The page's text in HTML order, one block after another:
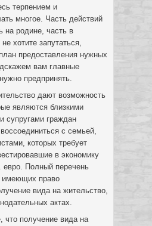
терпением и
многое. Часть действий
на родине, часть в
хотите запутаться,
предоставления нужных
вам главные
предпринять.
дают возможность
являются близкими
супругами граждан
с семьей,
которых требует
в экономику
Полный перечень
имеющих право
вида на жительство,
актах.
что получение вида на